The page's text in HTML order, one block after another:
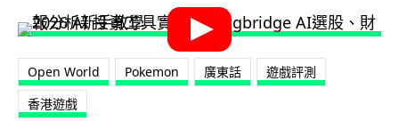
Open World Pokemon 廣東話
遊戲評測
香港遊戲